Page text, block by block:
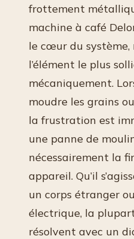
frottement
machine à café
le cœur du système,
l’élément le plus
mécaniquement.
moudre les grains
la frustration est
une panne de
nécessairement la
appareil. Qu’il
un corps étranger
électrique, la
résolvent avec un